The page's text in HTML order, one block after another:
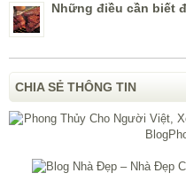
Những điều cần biết
CHIA SẺ THÔNG TIN